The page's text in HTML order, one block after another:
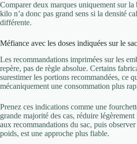
Comparer deux marques uniquement sur la
kilo n’a donc pas grand sens si la densité
différente.
Méfiance avec les doses indiquées sur le sac
Les recommandations imprimées sur les
repère, pas de règle absolue. Certains
surestimer les portions recommandées, ce
mécaniquement une consommation plus
Prenez ces indications comme une
grande majorité des cas, réduire
aux recommandations du sac, puis
poids, est une approche plus fiable.